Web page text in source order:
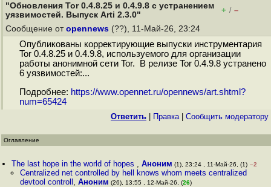
"Обновления Tor 0.4.8.25 и 0.4.9.8 с устранением
уязвимостей. Выпуск Arti 2.3.0"
+ / –
Сообщение от opennews (??), 11-Май-26, 23:24
Опубликованы корректирующие выпуски инструментария
Tor 0.4.8.25 и 0.4.9.8, используемого для организации
работы анонимной сети Tor. В релизе Tor 0.4.9.8 устранено
6 уязвимостей:...
Подробнее: https://www.opennet.ru/opennews/art.shtml?
num=65424
Ответить Правка| Cообщить модератору
Оглавление
The last hope in the world of hopes ,Аноним (1), 23:24 , 11-Май-26, (1) –2
Centralized net controlled by hell knows whom meets centralized
devtool controll , Аноним (26), 13:55 , 12-Май-26, (26)